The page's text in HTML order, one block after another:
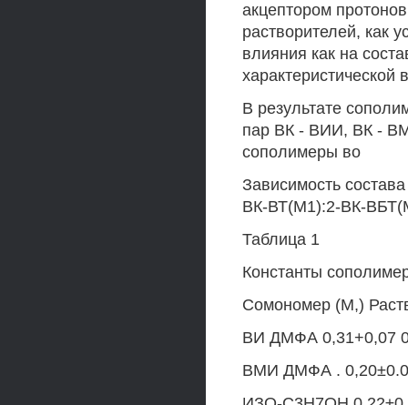
акцептором
растворителей, как
влияния как на
характеристической
В результате
пар ВК - ВИИ, ВК -
сополимеры во
Зависимость
ВК-ВТ(М1):2-ВК-
Таблица 1
Константы
Сомономер (М,)
ВИ ДМФА 0,31+0,07
ВМИ ДМФА .